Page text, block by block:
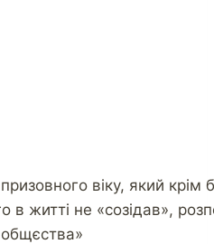
віку, який крім
в житті не «созідав»,
общєства»